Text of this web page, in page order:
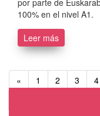
100% en el nivel A1.
Leer más
« 1 2 3 4